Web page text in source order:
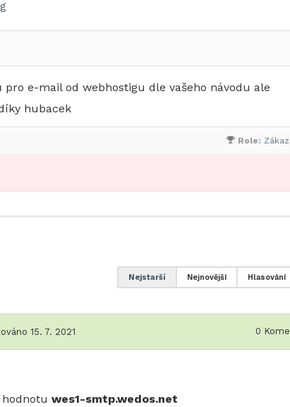
e-mail od webhostigu dle vašeho návodu ale
hubacek
Role:
Hlasování
Nejnovější
Nejstarší
15. 7. 2021 0
wes1-smtp.wedos.net